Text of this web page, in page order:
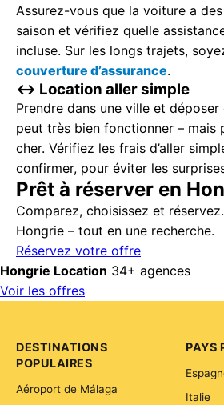
Assurez-vous que la voiture a
saison et vérifiez quelle
incluse. Sur les longs trajets,
couverture d’assurance.
↔️ Location aller simple
Prendre dans une ville et déposer
peut très bien fonctionner – mais
cher. Vérifiez les frais d’aller
confirmer, pour éviter les
Prêt à réserver en
Comparez, choisissez et
Hongrie – tout en une recherche.
Réservez votre offre
Hongrie Location 34+ agences
Voir les offres
DESTINATIONS
POPULAIRES
Aéroport de Málaga
PAYS
Italie